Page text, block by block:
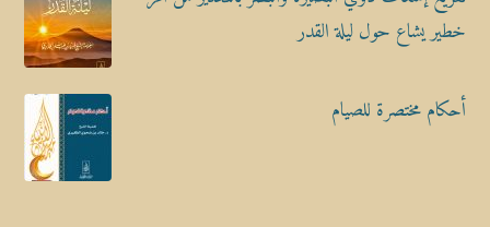
خطير يشاع حول ليلة القدر
أحكام مختصرة للصيام